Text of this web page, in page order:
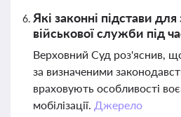
Які законні підстави для
військової служби під
Верховний Суд роз'яснив,
за визначеними
враховують особливості
мобілізації. Джерело